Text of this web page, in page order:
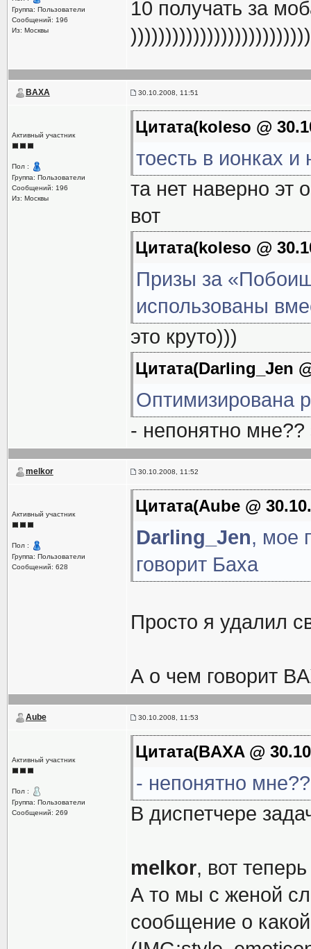
Группа: Пользователи
Сообщений: 196
Из: Москвы
10 получать за
BAXA 30.10.2008, 11:51
Активный участник
Пол :
Группа: Пользователи
Сообщений: 196
Из: Москвы
Цитата(koleso @
тоесть в ионках
та нет наверно эт
вот
Цитата(koleso @
Призы за
использованы
это круто)))
Цитата(Darling_Jen
Оптимизирована
- непонятно мне??
melkor 30.10.2008, 11:52
Активный участник
Пол :
Группа: Пользователи
Сообщений: 628
Цитата(Aube @
Darling_Jen, мое
говорит Баха
Просто я удалил
А о чем говорит
Aube 30.10.2008, 11:53
Активный участник
Пол :
Группа: Пользователи
Сообщений: 269
Цитата(BAXA @
- непонятно
В диспетчере
melkor, вот
А то мы с женой
сообщение о